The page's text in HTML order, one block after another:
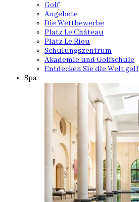
Golf
Angebote
Die Wettbewerbe
Platz Le Château
Platz Le Riou
Schulungszentrum
Akademie und Golfschule
Entdecken Sie die Welt golf
Spa